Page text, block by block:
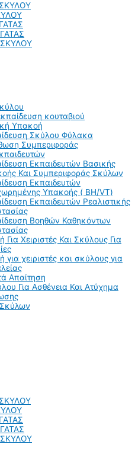
κουταβιού
Υπακοή
Σκύλου Φύλακα
Συμπεριφοράς
Εκπαιδευτών Βασικής
Και Συμπεριφοράς Σκύλων
Εκπαιδευτών
Υπακοής ( BH/VT)
Εκπαιδευτών Ρεαλιστικής
Βοηθών Καθηκόντων
Για Χειριστές Και Σκύλους Για
για χειριστές και σκύλους για
Απαίτηση
Για Ασθένεια Και Ατύχημα